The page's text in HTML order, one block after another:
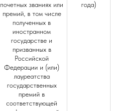
почетных званиях или
премий, в том числе
полученных в
иностранном
государстве и
призванных в
Российской
Федерации и (или)
лауреатства
государственных
премий в
соответствующей
года)